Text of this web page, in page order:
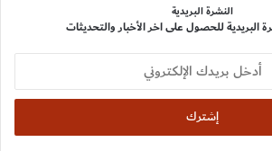
النشرة البريدية
البريدية للحصول على اخر الأخبار والتحديثات